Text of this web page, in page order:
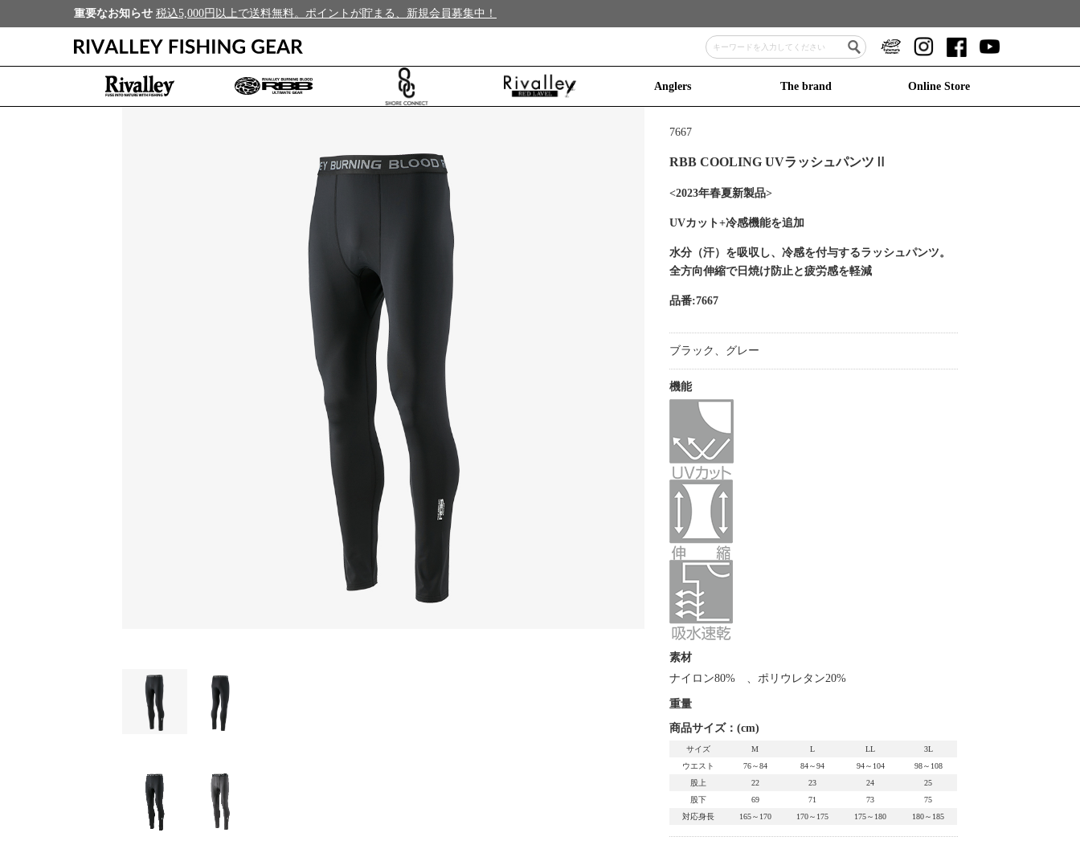
重要なお知らせ 税込5,000円以上で送料無料。ポイントが貯まる、新規会員募集中！
Anglers The brand Online Store
7667
RBB COOLING UVラッシュパンツⅡ
<2023年春夏新製品>
UVカット+冷感機能を追加
水分（汗）を吸収し、冷感を付与するラッシュパンツ。
全方向伸縮で日焼け防止と疲労感を軽減
品番:7667
ブラック、グレー
機能
素材
ナイロン80% 、ポリウレタン20%
重量
商品サイズ：(cm)
サイズ M L LL
3L
ウエスト
76～84 84～94 94～104
98～108
股上
22 23 24
25
股下
69 71 73
75
対応身長
165～170 170～175 175～180 180～185